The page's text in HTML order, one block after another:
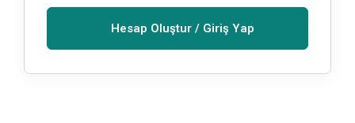
Hesap Oluştur / Giriş Yap